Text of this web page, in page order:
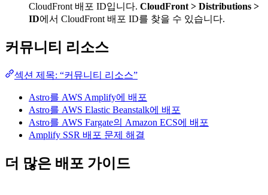
CloudFront 배포 ID입니다. CloudFront > Distributions >
ID에서 CloudFront 배포 ID를 찾을 수 있습니다.
커뮤니티 리소스
섹션 제목: “커뮤니티 리소스”
Astro를 AWS Amplify에 배포
Astro를 AWS Elastic Beanstalk에 배포
Astro를 AWS Fargate의 Amazon ECS에 배포
Amplify SSR 배포 문제 해결
더 많은 배포 가이드